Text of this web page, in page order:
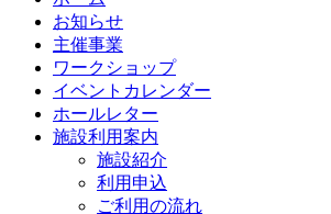
お知らせ
主催事業
ワークショップ
イベントカレンダー
ホールレター
施設利用案内
施設紹介
利用申込
ご利用の流れ